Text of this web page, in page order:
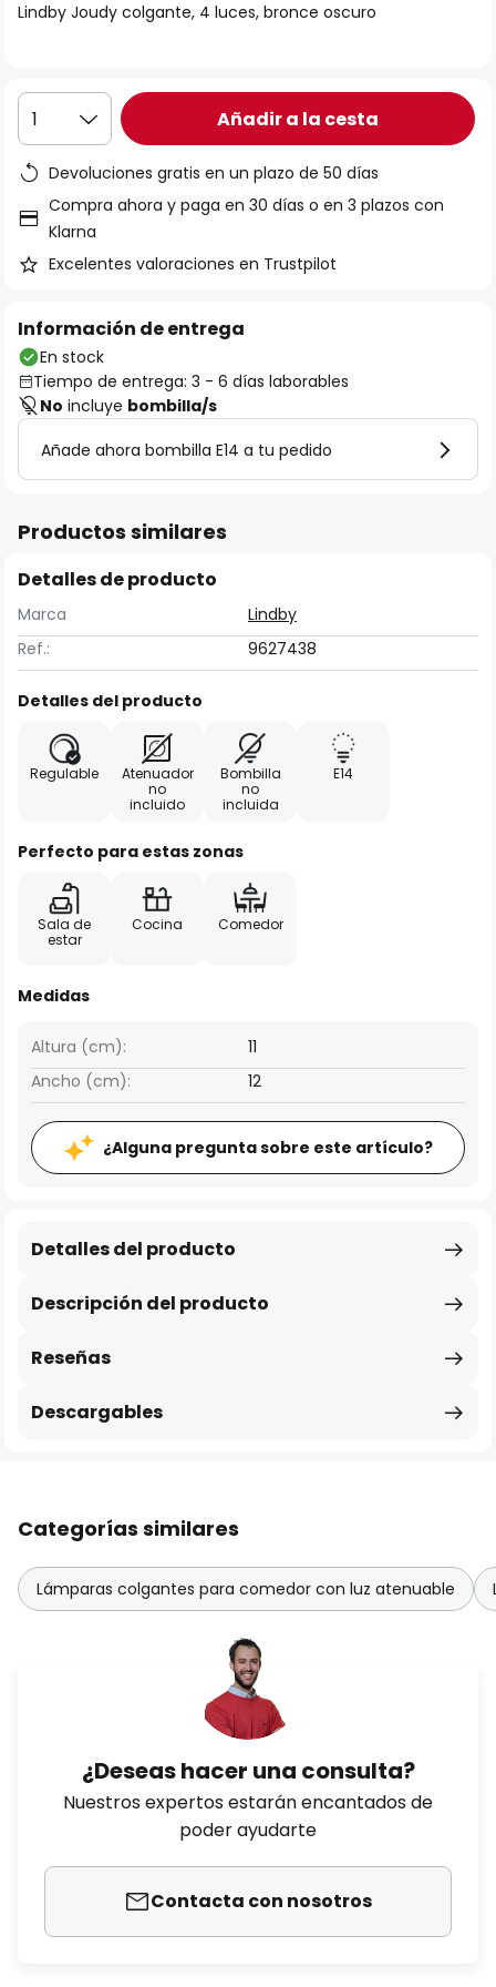
galería
Lindby Joudy colgante, 4 luces, bronce oscuro
1 Añadir a la cesta
Devoluciones gratis en un plazo de 50 días
Compra ahora y paga en 30 días o en 3 plazos con
Klarna
Excelentes valoraciones en Trustpilot
Información de entrega
En stock
Tiempo de entrega: 3 - 6 días laborables
No incluye bombilla/s
Añade ahora bombilla E14 a tu pedido
Productos similares
Detalles de producto
Marca
Lindby
Ref.:
9627438
Detalles del producto
Regulable
Atenuador
no
incluido
Bombilla
no
incluida
E14
Perfecto para estas zonas
Sala de
estar
Cocina Comedor
Medidas
Ancho (cm): 12
Altura (cm): 11
¿Alguna pregunta sobre este artículo?
Descripción del producto
Detalles del producto
Reseñas
Descargables
Categorías similares
Lámparas colgantes para comedor con luz atenuable
¿Deseas hacer una consulta?
Nuestros expertos estarán encantados de
poder ayudarte
Contacta con nosotros